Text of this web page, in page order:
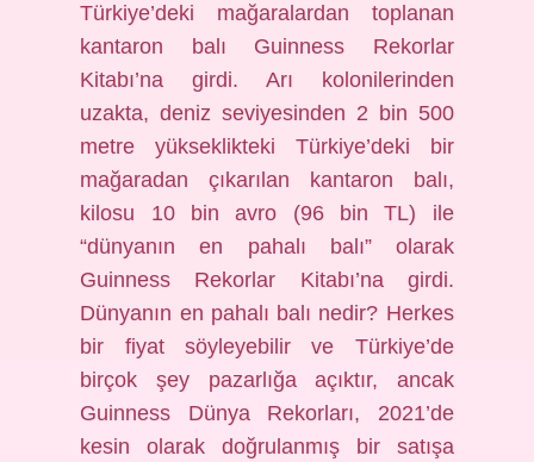
Türkiye’deki mağaralardan toplanan
kantaron balı Guinness Rekorlar
Kitabı’na girdi. Arı kolonilerinden
uzakta, deniz seviyesinden 2 bin 500
metre yükseklikteki Türkiye’deki bir
mağaradan çıkarılan kantaron balı,
kilosu 10 bin avro (96 bin TL) ile
“dünyanın en pahalı balı” olarak
Guinness Rekorlar Kitabı’na girdi.
Dünyanın en pahalı balı nedir? Herkes
bir fiyat söyleyebilir ve Türkiye’de
birçok şey pazarlığa açıktır, ancak
Guinness Dünya Rekorları, 2021’de
kesin olarak doğrulanmış bir satışa